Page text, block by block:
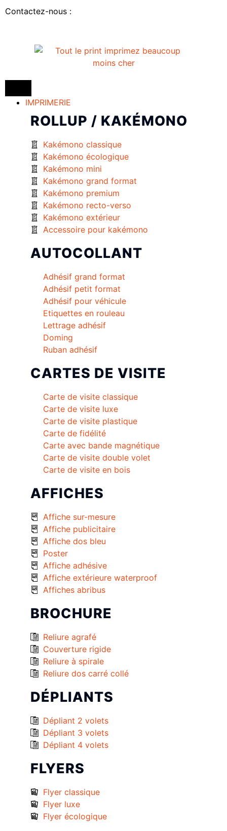
Contactez-nous :
IMPRIMERIE
ROLLUP / KAKÉMONO
Kakémono classique
Kakémono écologique
Kakémono mini
Kakémono grand format
Kakémono premium
Kakémono recto-verso
Kakémono extérieur
Accessoire pour kakémono
AUTOCOLLANT
Adhésif grand format
Adhésif petit format
Adhésif pour véhicule
Etiquettes en rouleau
Lettrage adhésif
Doming
Ruban adhésif
CARTES DE VISITE
Carte de visite classique
Carte de visite luxe
Carte de visite plastique
Carte de fidélité
Carte avec bande magnétique
Carte de visite double volet
Carte de visite en bois
AFFICHES
Affiche sur-mesure
Affiche publicitaire
Affiche dos bleu
Poster
Affiche adhésive
Affiche extérieure waterproof
Affiches abribus
BROCHURE
Reliure agrafé
Couverture rigide
Reliure à spirale
Reliure dos carré collé
DÉPLIANTS
Dépliant 2 volets
Dépliant 3 volets
Dépliant 4 volets
FLYERS
Flyer classique
Flyer luxe
Flyer écologique